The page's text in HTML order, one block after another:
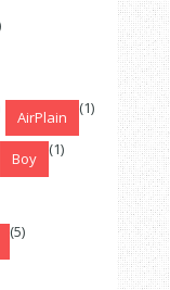
AirPlain (1)
Boy (1)
(5)